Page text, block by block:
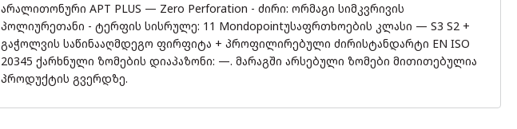
არალითონური APT PLUS — Zero Perforation - ძირი: ორმაგი სიმკვრივის
პოლიურეთანი - ტერფის სისრულე: 11 Mondopointუსაფრთხოების კლასი — S3 S2 +
გაჭოლვის საწინააღმდეგო ფირფიტა + პროფილირებული ძირისტანდარტი EN ISO
20345 ქარხნული ზომების დიაპაზონი: —. მარაგში არსებული ზომები მითითებულია
პროდუქტის გვერდზე.